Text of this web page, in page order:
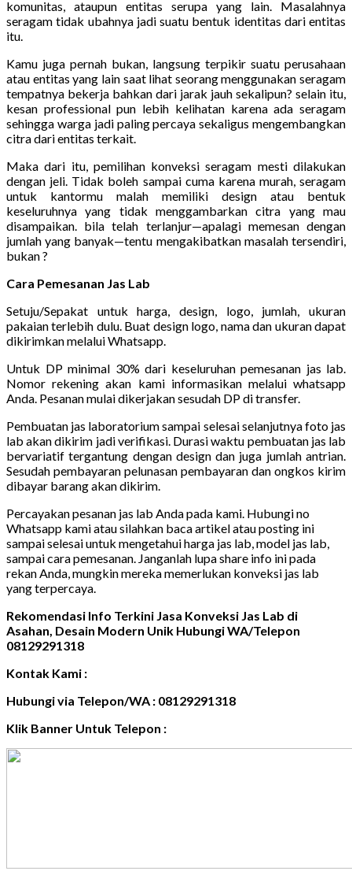
komunitas, ataupun entitas serupa yang lain. Masalahnya
seragam tidak ubahnya jadi suatu bentuk identitas dari entitas
itu.
Kamu juga pernah bukan, langsung terpikir suatu perusahaan
atau entitas yang lain saat lihat seorang menggunakan seragam
tempatnya bekerja bahkan dari jarak jauh sekalipun? selain itu,
kesan professional pun lebih kelihatan karena ada seragam
sehingga warga jadi paling percaya sekaligus mengembangkan
citra dari entitas terkait.
Maka dari itu, pemilihan konveksi seragam mesti dilakukan
dengan jeli. Tidak boleh sampai cuma karena murah, seragam
untuk kantormu malah memiliki design atau bentuk
keseluruhnya yang tidak menggambarkan citra yang mau
disampaikan. bila telah terlanjur—apalagi memesan dengan
jumlah yang banyak—tentu mengakibatkan masalah tersendiri,
bukan ?
Cara Pemesanan Jas Lab
Setuju/Sepakat untuk harga, design, logo, jumlah, ukuran
pakaian terlebih dulu. Buat design logo, nama dan ukuran dapat
dikirimkan melalui Whatsapp.
Untuk DP minimal 30% dari keseluruhan pemesanan jas lab.
Nomor rekening akan kami informasikan melalui whatsapp
Anda. Pesanan mulai dikerjakan sesudah DP di transfer.
Pembuatan jas laboratorium sampai selesai selanjutnya foto jas
lab akan dikirim jadi verifikasi. Durasi waktu pembuatan jas lab
bervariatif tergantung dengan design dan juga jumlah antrian.
Sesudah pembayaran pelunasan pembayaran dan ongkos kirim
dibayar barang akan dikirim.
Percayakan pesanan jas lab Anda pada kami. Hubungi no
Whatsapp kami atau silahkan baca artikel atau posting ini
sampai selesai untuk mengetahui harga jas lab, model jas lab,
sampai cara pemesanan. Janganlah lupa share info ini pada
rekan Anda, mungkin mereka memerlukan konveksi jas lab
yang terpercaya.
Rekomendasi Info Terkini Jasa Konveksi Jas Lab di
Asahan, Desain Modern Unik Hubungi WA/Telepon
08129291318
Kontak Kami :
Hubungi via Telepon/WA : 08129291318
Klik Banner Untuk Telepon :